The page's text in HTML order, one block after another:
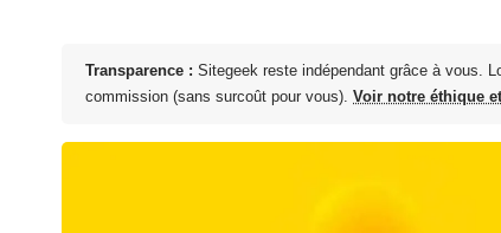
Transparence : Sitegeek reste indépendant grâce à vous.
commission (sans surcoût pour vous). Voir notre éthique